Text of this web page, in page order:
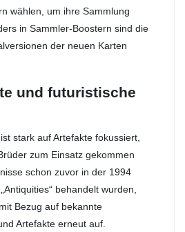
wählen, um ihre Sammlung
in Sammler-Boostern sind die
der neuen Karten
und futuristische
stark auf Artefakte fokussiert,
zum Einsatz gekommen
schon zuvor in der 1994
behandelt wurden,
Bezug auf bekannte
Artefakte erneut auf.